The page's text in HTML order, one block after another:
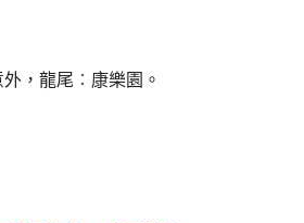
，龍尾︰康樂園。